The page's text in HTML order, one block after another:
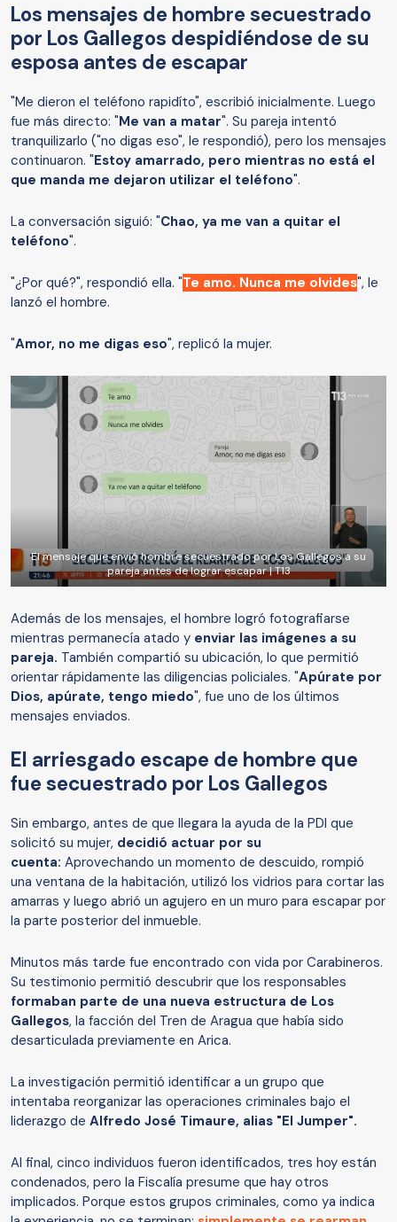
Los mensajes de hombre secuestrado
por Los Gallegos despidiéndose de su
esposa antes de escapar
"Me dieron el teléfono rapidíto", escribió inicialmente. Luego
fue más directo: "Me van a matar". Su pareja intentó
tranquilizarlo ("no digas eso", le respondió), pero los mensajes
continuaron. "Estoy amarrado, pero mientras no está el
que manda me dejaron utilizar el teléfono".
La conversación siguió: "Chao, ya me van a quitar el
teléfono".
"¿Por qué?", respondió ella. "Te amo. Nunca me olvides", le
lanzó el hombre.
"Amor, no me digas eso", replicó la mujer.
El mensaje que envió hombre secuestrado por Los Gallegos a su
pareja antes de lograr escapar | T13
Además de los mensajes, el hombre logró fotografiarse
mientras permanecía atado y enviar las imágenes a su
pareja. También compartió su ubicación, lo que permitió
orientar rápidamente las diligencias policiales. "Apúrate por
Dios, apúrate, tengo miedo", fue uno de los últimos
mensajes enviados.
El arriesgado escape de hombre que
fue secuestrado por Los Gallegos
Sin embargo, antes de que llegara la ayuda de la PDI que
solicitó su mujer, decidió actuar por su
cuenta: Aprovechando un momento de descuido, rompió
una ventana de la habitación, utilizó los vidrios para cortar las
amarras y luego abrió un agujero en un muro para escapar por
la parte posterior del inmueble.
Minutos más tarde fue encontrado con vida por Carabineros.
Su testimonio permitió descubrir que los responsables
formaban parte de una nueva estructura de Los
Gallegos, la facción del Tren de Aragua que había sido
desarticulada previamente en Arica.
La investigación permitió identificar a un grupo que
intentaba reorganizar las operaciones criminales bajo el
liderazgo de Alfredo José Timaure, alias "El Jumper".
Al final, cinco individuos fueron identificados, tres hoy están
condenados, pero la Fiscalía presume que hay otros
implicados. Porque estos grupos criminales, como ya indica